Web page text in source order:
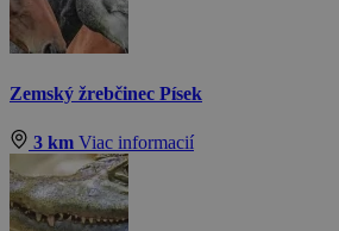
Zemský žrebčinec Písek
3 km Viac informacií